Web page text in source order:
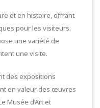
et en histoire, offrant
pour les visiteurs.
une variété de
une visite.
des expositions
en valeur des œuvres
Musée d’Art et